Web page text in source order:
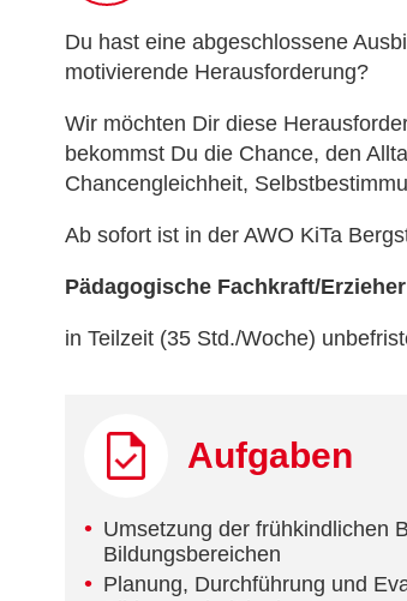
Du hast eine abgeschlossene
motivierende Herausforderung?
Wir möchten Dir diese
bekommst Du die Chance, den
Chancengleichheit,
Ab sofort ist in der AWO KiTa
Pädagogische Fachkraft/
in Teilzeit (35 Std./Woche)
Aufgaben
Umsetzung der frühkindlichen
Bildungsbereichen
Planung, Durchführung und